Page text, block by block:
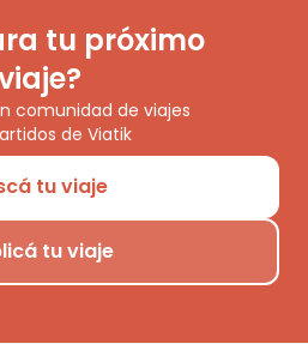
tu próximo
comunidad de viajes
de Viatik
tu viaje
tu viaje